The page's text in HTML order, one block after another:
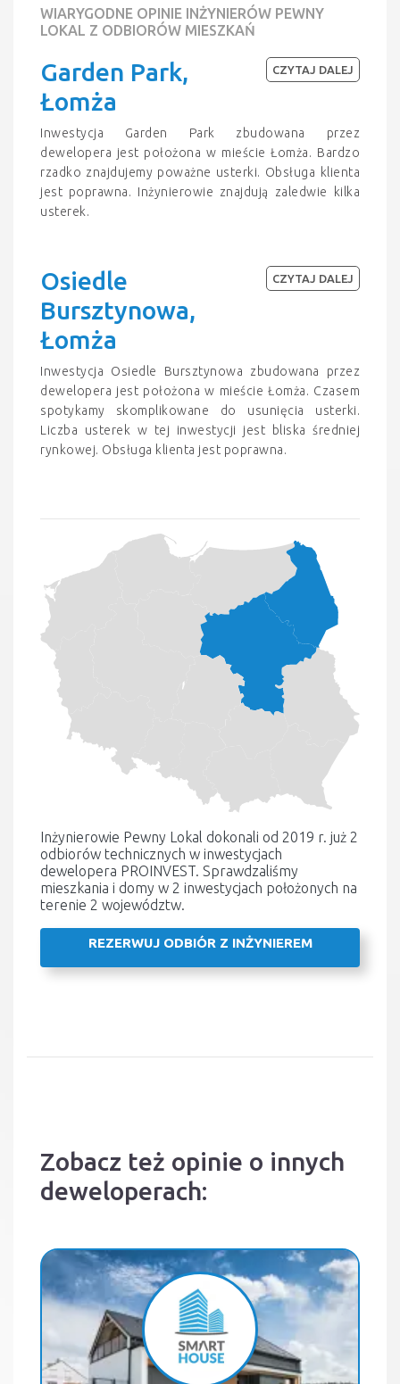
WIARYGODNE OPINIE INŻYNIERÓW PEWNY
LOKAL Z ODBIORÓW MIESZKAŃ
Garden Park,
Łomża
Inwestycja Garden Park zbudowana przez
dewelopera jest położona w mieście Łomża. Bardzo
rzadko znajdujemy poważne usterki. Obsługa klienta
jest poprawna. Inżynierowie znajdują zaledwie kilka
usterek.
CZYTAJ DALEJ
Osiedle
Bursztynowa,
Łomża
Inwestycja Osiedle Bursztynowa zbudowana przez
dewelopera jest położona w mieście Łomża. Czasem
spotykamy skomplikowane do usunięcia usterki.
Liczba usterek w tej inwestycji jest bliska średniej
rynkowej. Obsługa klienta jest poprawna.
CZYTAJ DALEJ
Inżynierowie Pewny Lokal dokonali od 2019 r. już 2
odbiorów technicznych w inwestycjach
dewelopera PROINVEST. Sprawdzaliśmy
mieszkania i domy w 2 inwestycjach położonych na
terenie 2 województw.
REZERWUJ ODBIÓR Z INŻYNIEREM
Zobacz też opinie o innych
deweloperach: